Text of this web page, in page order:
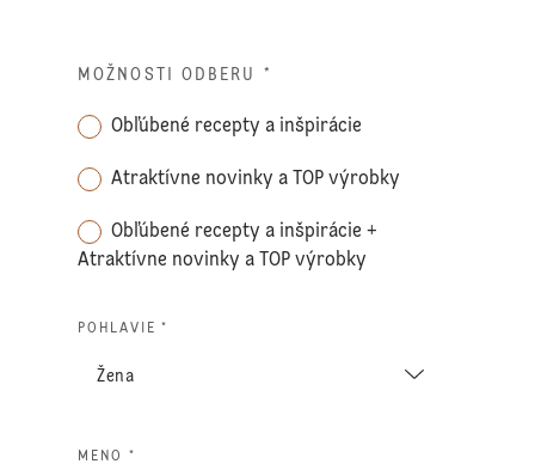
MOŽNOSTI ODBERU *
Obľúbené recepty a inšpirácie
Atraktívne novinky a TOP výrobky
Obľúbené recepty a inšpirácie +
Atraktívne novinky a TOP výrobky
POHLAVIE *
MENO *